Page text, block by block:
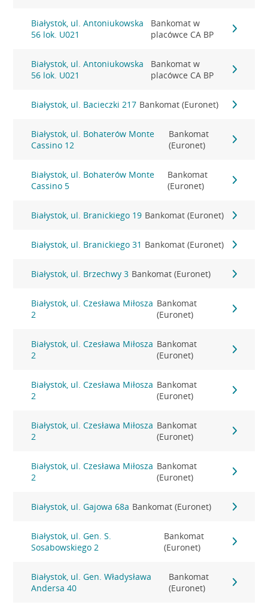
Białystok, ul. Antoniukowska
56 lok. U021
Bankomat w
placówce CA BP
Białystok, ul. Antoniukowska
56 lok. U021
Bankomat w
placówce CA BP
Białystok, ul. Bacieczki 217 Bankomat (Euronet)
Białystok, ul. Bohaterów Monte
Cassino 12
Bankomat
(Euronet)
Białystok, ul. Bohaterów Monte
Cassino 5
Bankomat
(Euronet)
Białystok, ul. Branickiego 19 Bankomat (Euronet)
Białystok, ul. Branickiego 31 Bankomat (Euronet)
Białystok, ul. Brzechwy 3 Bankomat (Euronet)
Białystok, ul. Czesława Miłosza
2
Bankomat
(Euronet)
Białystok, ul. Czesława Miłosza
2
Bankomat
(Euronet)
Białystok, ul. Czesława Miłosza
2
Bankomat
(Euronet)
Białystok, ul. Czesława Miłosza
2
Bankomat
(Euronet)
Białystok, ul. Czesława Miłosza
2
Bankomat
(Euronet)
Białystok, ul. Gajowa 68a Bankomat (Euronet)
Białystok, ul. Gen. S.
Sosabowskiego 2
Bankomat
(Euronet)
Białystok, ul. Gen. Władysława
Andersa 40
Bankomat
(Euronet)